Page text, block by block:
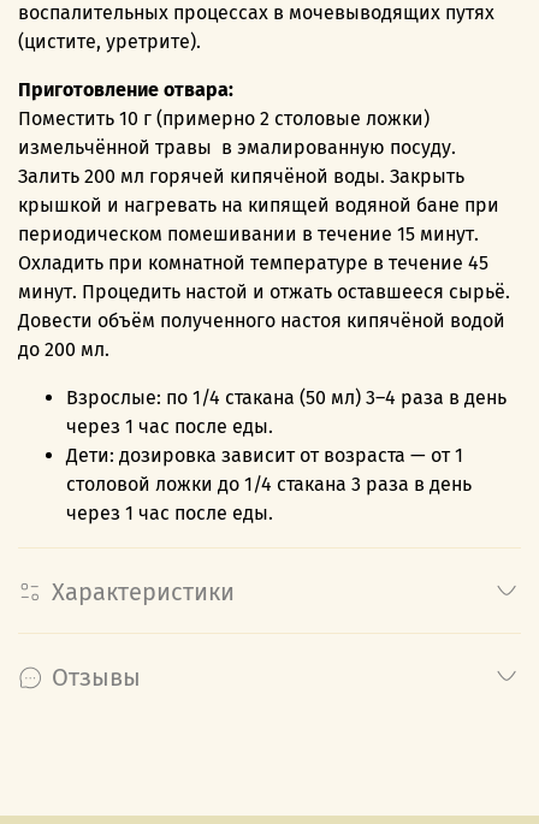
воспалительных процессах в мочевыводящих путях
(цистите, уретрите).
Приготовление отвара:
Поместить 10 г (примерно 2 столовые ложки)
измельчённой травы в эмалированную посуду.
Залить 200 мл горячей кипячёной воды. Закрыть
крышкой и нагревать на кипящей водяной бане при
периодическом помешивании в течение 15 минут.
Охладить при комнатной температуре в течение 45
минут. Процедить настой и отжать оставшееся сырьё.
Довести объём полученного настоя кипячёной водой
до 200 мл.
Взрослые: по 1/4 стакана (50 мл) 3–4 раза в день
через 1 час после еды.
Дети: дозировка зависит от возраста — от 1
столовой ложки до 1/4 стакана 3 раза в день
через 1 час после еды.
Характеристики
Отзывы